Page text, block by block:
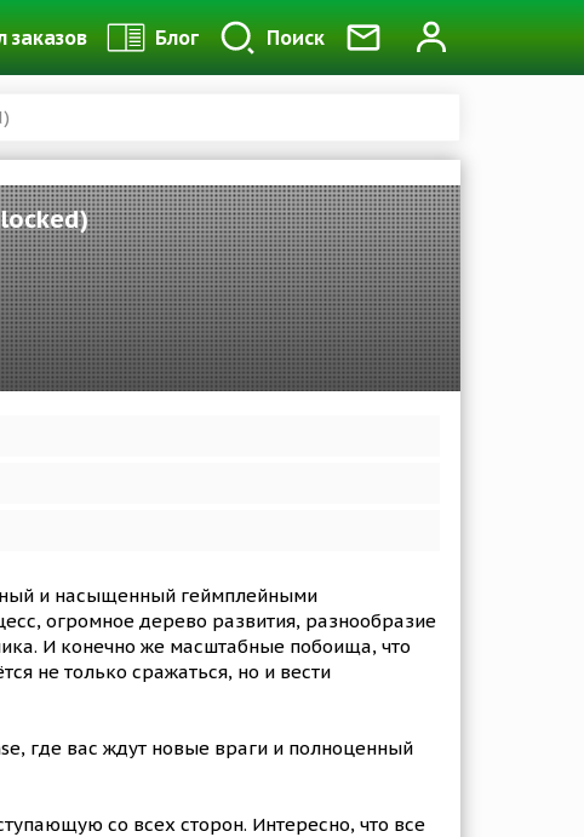
заказов Блог Поиск
и насыщенный геймплейными
огромное дерево развития, разнообразие
И конечно же масштабные побоища, что
не только сражаться, но и вести
где вас ждут новые враги и полноценный
со всех сторон. Интересно, что все